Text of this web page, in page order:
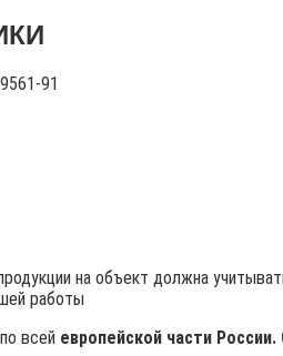
91
на объект должна
работы
всей европейской части